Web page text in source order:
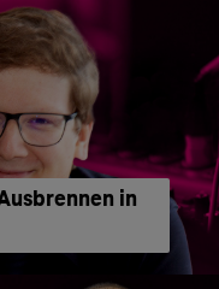
in